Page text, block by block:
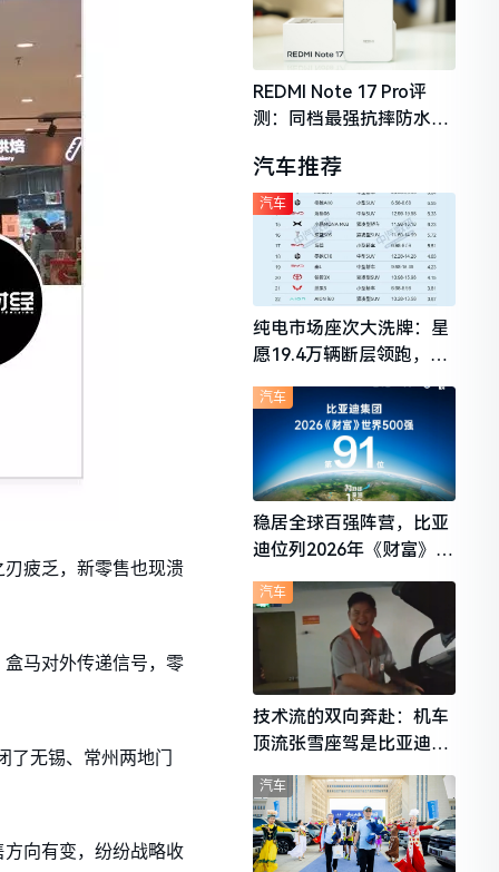
疲乏，新零售也现溃
马对外传递信号，零
无锡、常州两地门
向有变，纷纷战略收
REDMI Note 17 Pro评
测：同档最强抗摔防水，
守门员
汽车推荐
纯电市场座次大洗牌：星
愿19.4万辆断层领跑，理
想i6成最强黑马
汽车
稳居全球百强阵营，比亚
迪位列2026年《财富》世
汽车
技术流的双向奔赴：机车
顶流张雪座驾是比亚迪秦
L
汽车
汽车